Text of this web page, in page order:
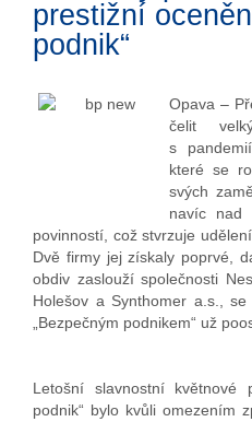
prestižní
podnik“
Opava –
čelit
s
které se
svých
navíc nad
povinností, což stvrzuje
Dvě firmy jej získaly poprvé,
obdiv zaslouží společnosti
Holešov a Synthomer a.s.,
„Bezpečným podnikem“ už
Letošní slavnostní květnové
podnik“ bylo kvůli omezením